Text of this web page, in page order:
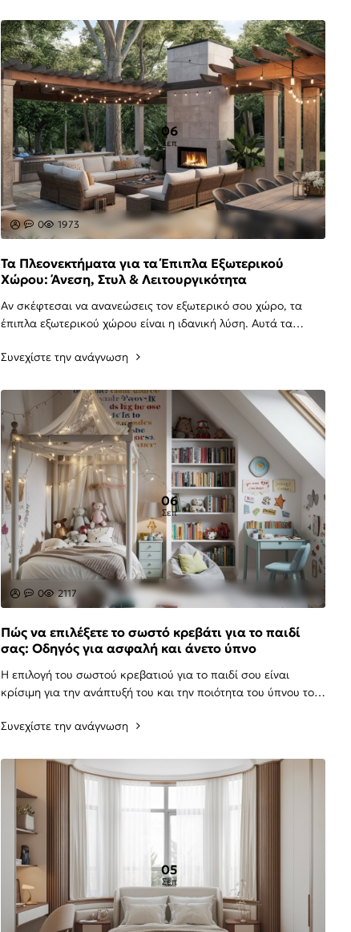
06
Σεπ
0 1973
Τα Πλεονεκτήματα για τα Έπιπλα Εξωτερικού
Χώρου: Άνεση, Στυλ & Λειτουργικότητα
Αν σκέφτεσαι να ανανεώσεις τον εξωτερικό σου χώρο, τα
έπιπλα εξωτερικού χώρου είναι η ιδανική λύση. Αυτά τα
Συνεχίστε την ανάγνωση
06
Σεπ
0 2117
Πώς να επιλέξετε το σωστό κρεβάτι για το παιδί
σας: Οδηγός για ασφαλή και άνετο ύπνο
Η επιλογή του σωστού κρεβατιού για το παιδί σου είναι
κρίσιμη για την ανάπτυξή του και την ποιότητα του ύπνου του.
Συνεχίστε την ανάγνωση
05
Σεπ